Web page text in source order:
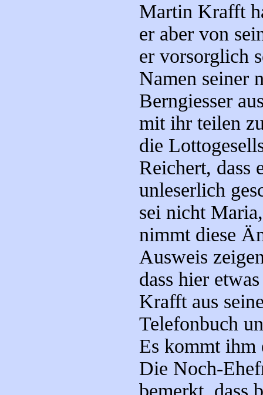
Martin Krafft
er aber von
er vorsorglich
Namen seiner
Berngiesser
mit ihr teilen
die
Reichert, dass
unleserlich
sei nicht
nimmt diese
Ausweis
dass hier
Krafft aus
Telefonbuch
Es kommt ihm
Die Noch-
bemerkt, dass